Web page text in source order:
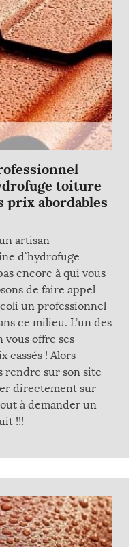
toiture
prix abordables
artisan
d`hydrofuge
encore à qui vous
de faire appel
un professionnel
ce milieu. L’un des
vous offre ses
cassés ! Alors
rendre sur son site
directement sur
à demander un
!!!